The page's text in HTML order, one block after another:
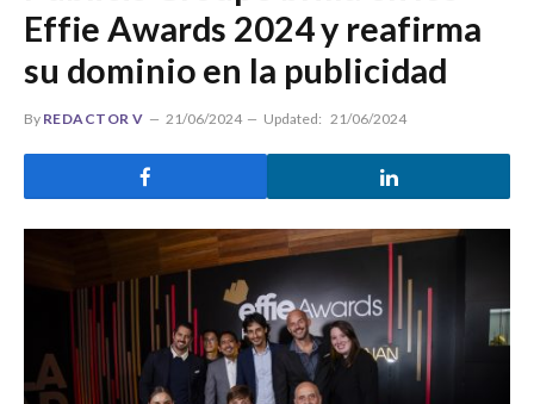
Effie Awards 2024 y reafirma
su dominio en la publicidad
By REDACTOR V 21/06/2024 Updated: 21/06/2024